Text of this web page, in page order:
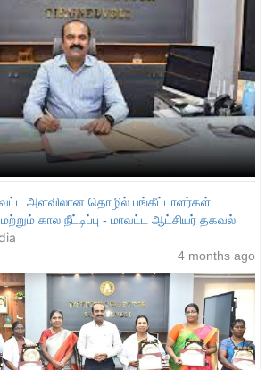
அளவிலான தொழில் பங்கீட்டாளர்கள்
கால நீட்டிப்பு - மாவட்ட ஆட்சியர் தகவல்
4 months ago